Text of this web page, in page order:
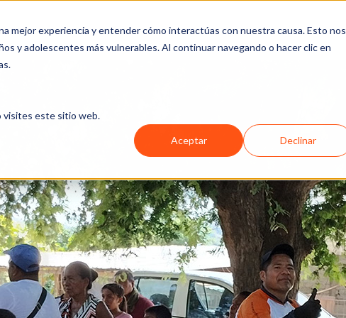
mejor experiencia y entender cómo interactúas con nuestra causa. Esto nos
y adolescentes más vulnerables. Al continuar navegando o hacer clic en
visites este sitio web.
Aceptar Declinar
NOSOTROS QUÉ HACEMOS FORMAS DE APOYAR MEDIOS